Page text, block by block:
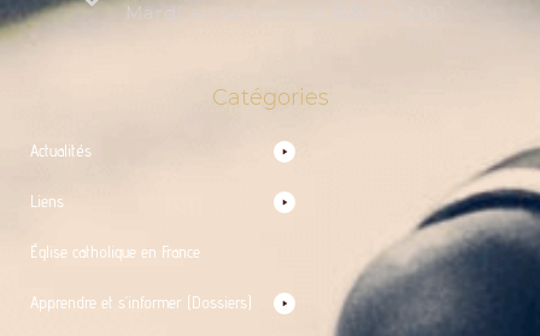
Mardi au samedi de 9:30 à 12:00
Catégories
Actualités
Liens
Église catholique en France
Apprendre et s’informer (Dossiers)